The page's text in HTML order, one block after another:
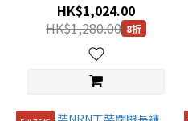
HK$1,024.00
HK$1,280.00 8折